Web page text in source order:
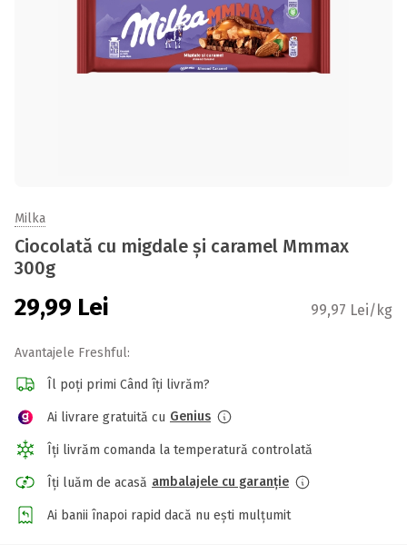
Milka
Ciocolată cu migdale și caramel Mmmax
300g
29,99 Lei 99,97 Lei/kg
Avantajele Freshful:
Îl poți primi Când îți livrăm?
Ai livrare gratuită cu Genius
Îți livrăm comanda la temperatură controlată
Îți luăm de acasă ambalajele cu garanție
Ai banii înapoi rapid dacă nu ești mulțumit